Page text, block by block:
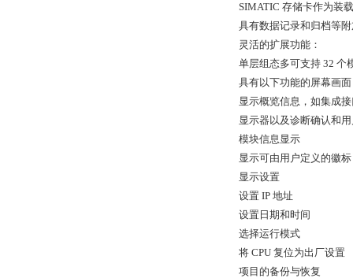
SIMATIC 存储卡作为装
具有数据记录和归档等
灵活的扩展功能：
单层组态多可支持 32 个
具有以下功能的屏幕画
显示概览信息，如集成
显示器以及诊断确认和
模块信息显示
显示可由用户定义的徽标
显示设置
设置 IP 地址
设置日期和时间
选择运行模式
将 CPU 复位为出厂设置
项目的备份与恢复